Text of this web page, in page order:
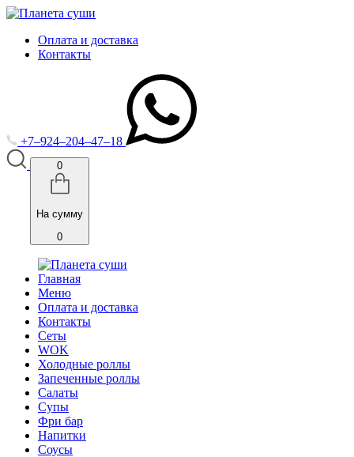
Оплата и доставка
Контакты
+7‒924‒204‒47‒18
0
На сумму
0
Главная
Меню
Оплата и доставка
Контакты
Cеты
WOK
Холодные роллы
Запеченные роллы
Салаты
Супы
Фри бар
Напитки
Соусы